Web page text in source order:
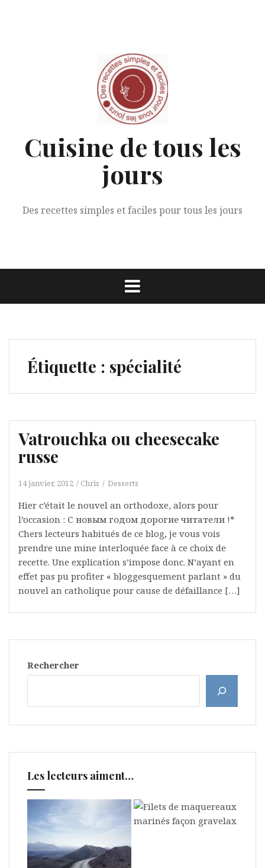
Cuisine de tous les
jours
Des recettes simples et faciles pour tous les jours
Étiquette : spécialité
Vatrouchka ou cheesecake
russe
14 janvier, 2012 Chris Desserts
Hier c’était le nouvel an orthodoxe, alors pour
l’occasion : С новым годом дорогие читатели !*
Chers lecteurs habitués de ce blog, je vous vois
prendre une mine interloquée face à ce choix de
recette. Une explication s’impose donc. N’ayant en
effet pas pu profiter « bloggesquement parlant » du
nouvel an catholique pour cause de défaillance […]
Rechercher
Les lecteurs aiment…